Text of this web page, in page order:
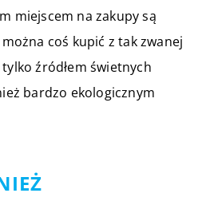
miejscem na zakupy są
coś kupić z tak zwanej
źródłem świetnych
bardzo ekologicznym